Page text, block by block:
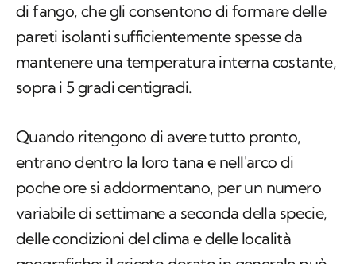
di fango, che gli consentono di formare delle
pareti isolanti sufficientemente spesse da
mantenere una temperatura interna costante,
sopra i 5 gradi centigradi.
Quando ritengono di avere tutto pronto,
entrano dentro la loro tana e nell'arco di
poche ore si addormentano, per un numero
variabile di settimane a seconda della specie,
delle condizioni del clima e delle località